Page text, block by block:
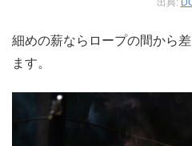
出典:
細めの薪ならロープの間から
ます。